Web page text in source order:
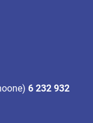
6 232 932